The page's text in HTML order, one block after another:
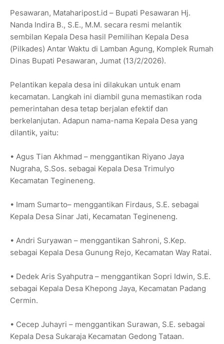
Pesawaran, Mataharipost.id – Bupati Pesawaran Hj.
Nanda Indira B., S.E., M.M. secara resmi melantik
sembilan Kepala Desa hasil Pemilihan Kepala Desa
(Pilkades) Antar Waktu di Lamban Agung, Komplek Rumah
Dinas Bupati Pesawaran, Jumat (13/2/2026).
Pelantikan kepala desa ini dilakukan untuk enam
kecamatan. Langkah ini diambil guna memastikan roda
pemerintahan desa tetap berjalan efektif dan
berkelanjutan. Adapun nama-nama Kepala Desa yang
dilantik, yaitu:
• Agus Tian Akhmad – menggantikan Riyano Jaya
Nugraha, S.Sos. sebagai Kepala Desa Trimulyo
Kecamatan Tegineneng.
• Imam Sumarto– menggantikan Firdaus, S.E. sebagai
Kepala Desa Sinar Jati, Kecamatan Tegineneng.
• Andri Suryawan – menggantikan Sahroni, S.Kep.
sebagai Kepala Desa Gunung Rejo, Kecamatan Way Ratai.
• Dedek Aris Syahputra – menggantikan Sopri Idwin, S.E.
sebagai Kepala Desa Khepong Jaya, Kecamatan Padang
Cermin.
• Cecep Juhayri – menggantikan Surawan, S.E. sebagai
Kepala Desa Sukaraja Kecamatan Gedong Tataan.